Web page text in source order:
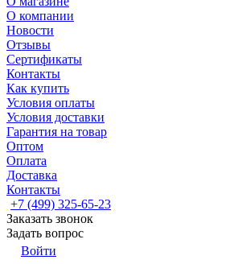
О компании
Новости
Отзывы
Сертификаты
Контакты
Как купить
Условия оплаты
Условия доставки
Гарантия на товар
Оптом
Оплата
Доставка
Контакты
+7 (499) 325-65-23
Заказать звонок
Задать вопрос
Войти